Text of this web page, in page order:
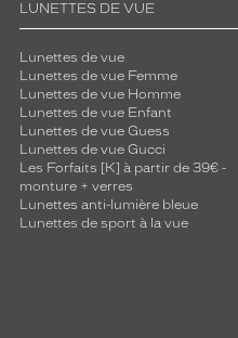
LUNETTES DE VUE
Lunettes de vue
Lunettes de vue Femme
Lunettes de vue Homme
Lunettes de vue Enfant
Lunettes de vue Guess
Lunettes de vue Gucci
Les Forfaits [K] à partir de 39€ -
monture + verres
Lunettes anti-lumière bleue
Lunettes de sport à la vue